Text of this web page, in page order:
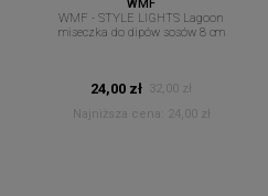
WMF
WMF - STYLE LIGHTS Lagoon
miseczka do dipów sosów 8 cm
24,00 zł
32,00 zł
Najniższa cena:
24,00 zł